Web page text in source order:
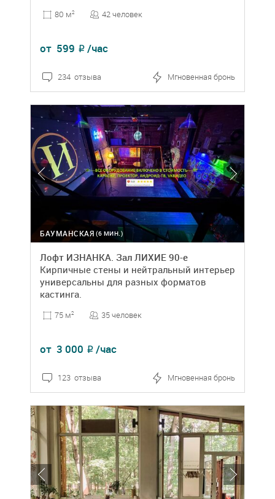
80 м2 42 человек
от 599 ₽ /час
234 отзыва Мгновенная бронь
(6 МИН.)
БАУМАНСКАЯ
Лофт ИЗНАНКА. Зал ЛИХИЕ 90-е
Кирпичные стены и нейтральный интерьер
универсальны для разных форматов
кастинга.
75 м2 35 человек
от 3 000 ₽ /час
123 отзыва Мгновенная бронь